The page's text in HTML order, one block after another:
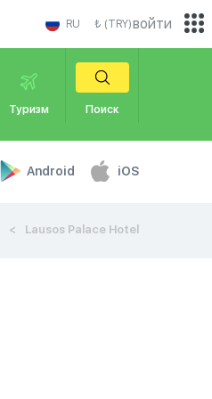
RU ₺ (TRY)
Туризм Поиск
Android iOS
войти
Lausos Palace Hotel